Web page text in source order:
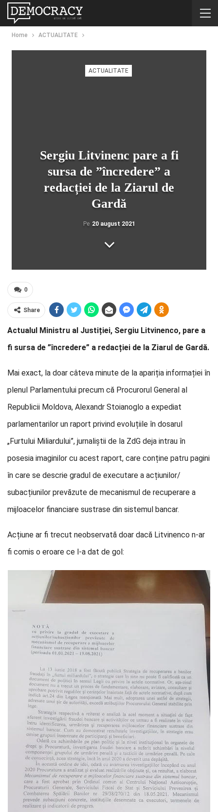
Home ACTUALITATE
ACTUALITATE
Sergiu Litvinenc pare a fi
sursa de ”încredere” a
redacției de la Ziarul de
Gardă
Pe 20 august 2021
0
Share
Actualul Ministru al Justiției, Sergiu Litvinenco, pare a
fi sursa de ”încredere” a redacției de la Ziarul de Gardă.
Mai exact, la doar câteva minute de la apariția informației în
plenul Parlamentului precum că Procurorul General al
Republicii Moldova, Alexandr Stoianoglo a expediat
parlamentarilor un raport privind evoluțiile în dosarul
„Furtului Miliardului”, jurnaliștii de la ZdG deja intrau în
posesia imaginilor cu acest raport, care conține patru pagini
în care se descrie gradul de executare a acțiunilor/
subacțiunilor prevăzute de mecanismul de recuperare a
mijloacelor financiare sustrase din sistemul bancar.
Acțiune ar fi trecut neobservată doar dacă Litvinenco n-ar
fi comis o eroare ce l-a dat de gol: